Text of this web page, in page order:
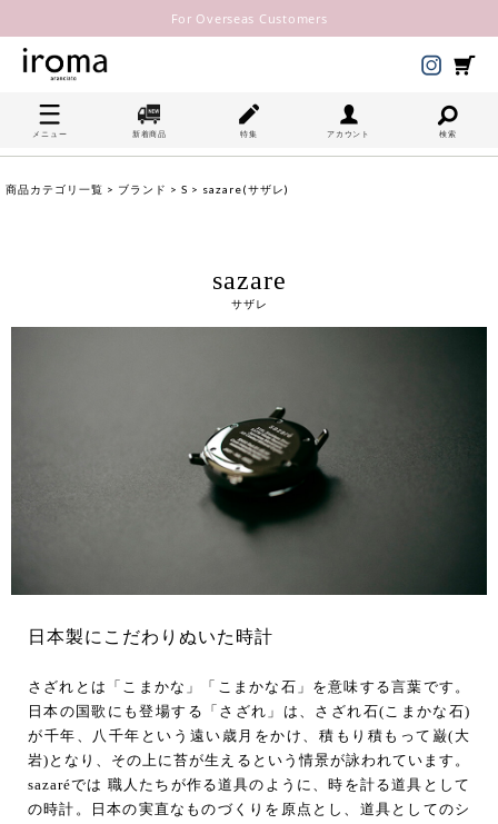
For Overseas Customers
メニュー 新着商品 特集 アカウント 検索
商品カテゴリ一覧 > ブランド > S > sazare(サザレ)
sazare
サザレ
日本製にこだわりぬいた時計
さざれとは「こまかな」「こまかな石」を意味する言葉です。
日本の国歌にも登場する「さざれ」は、さざれ石(こまかな石)
が千年、八千年という遠い歳月をかけ、積もり積もって巌(大
岩)となり、その上に苔が生えるという情景が詠われています。
sazaréでは 職人たちが作る道具のように、時を計る道具として
の時計。日本の実直なものづくりを原点とし、道具としてのシ